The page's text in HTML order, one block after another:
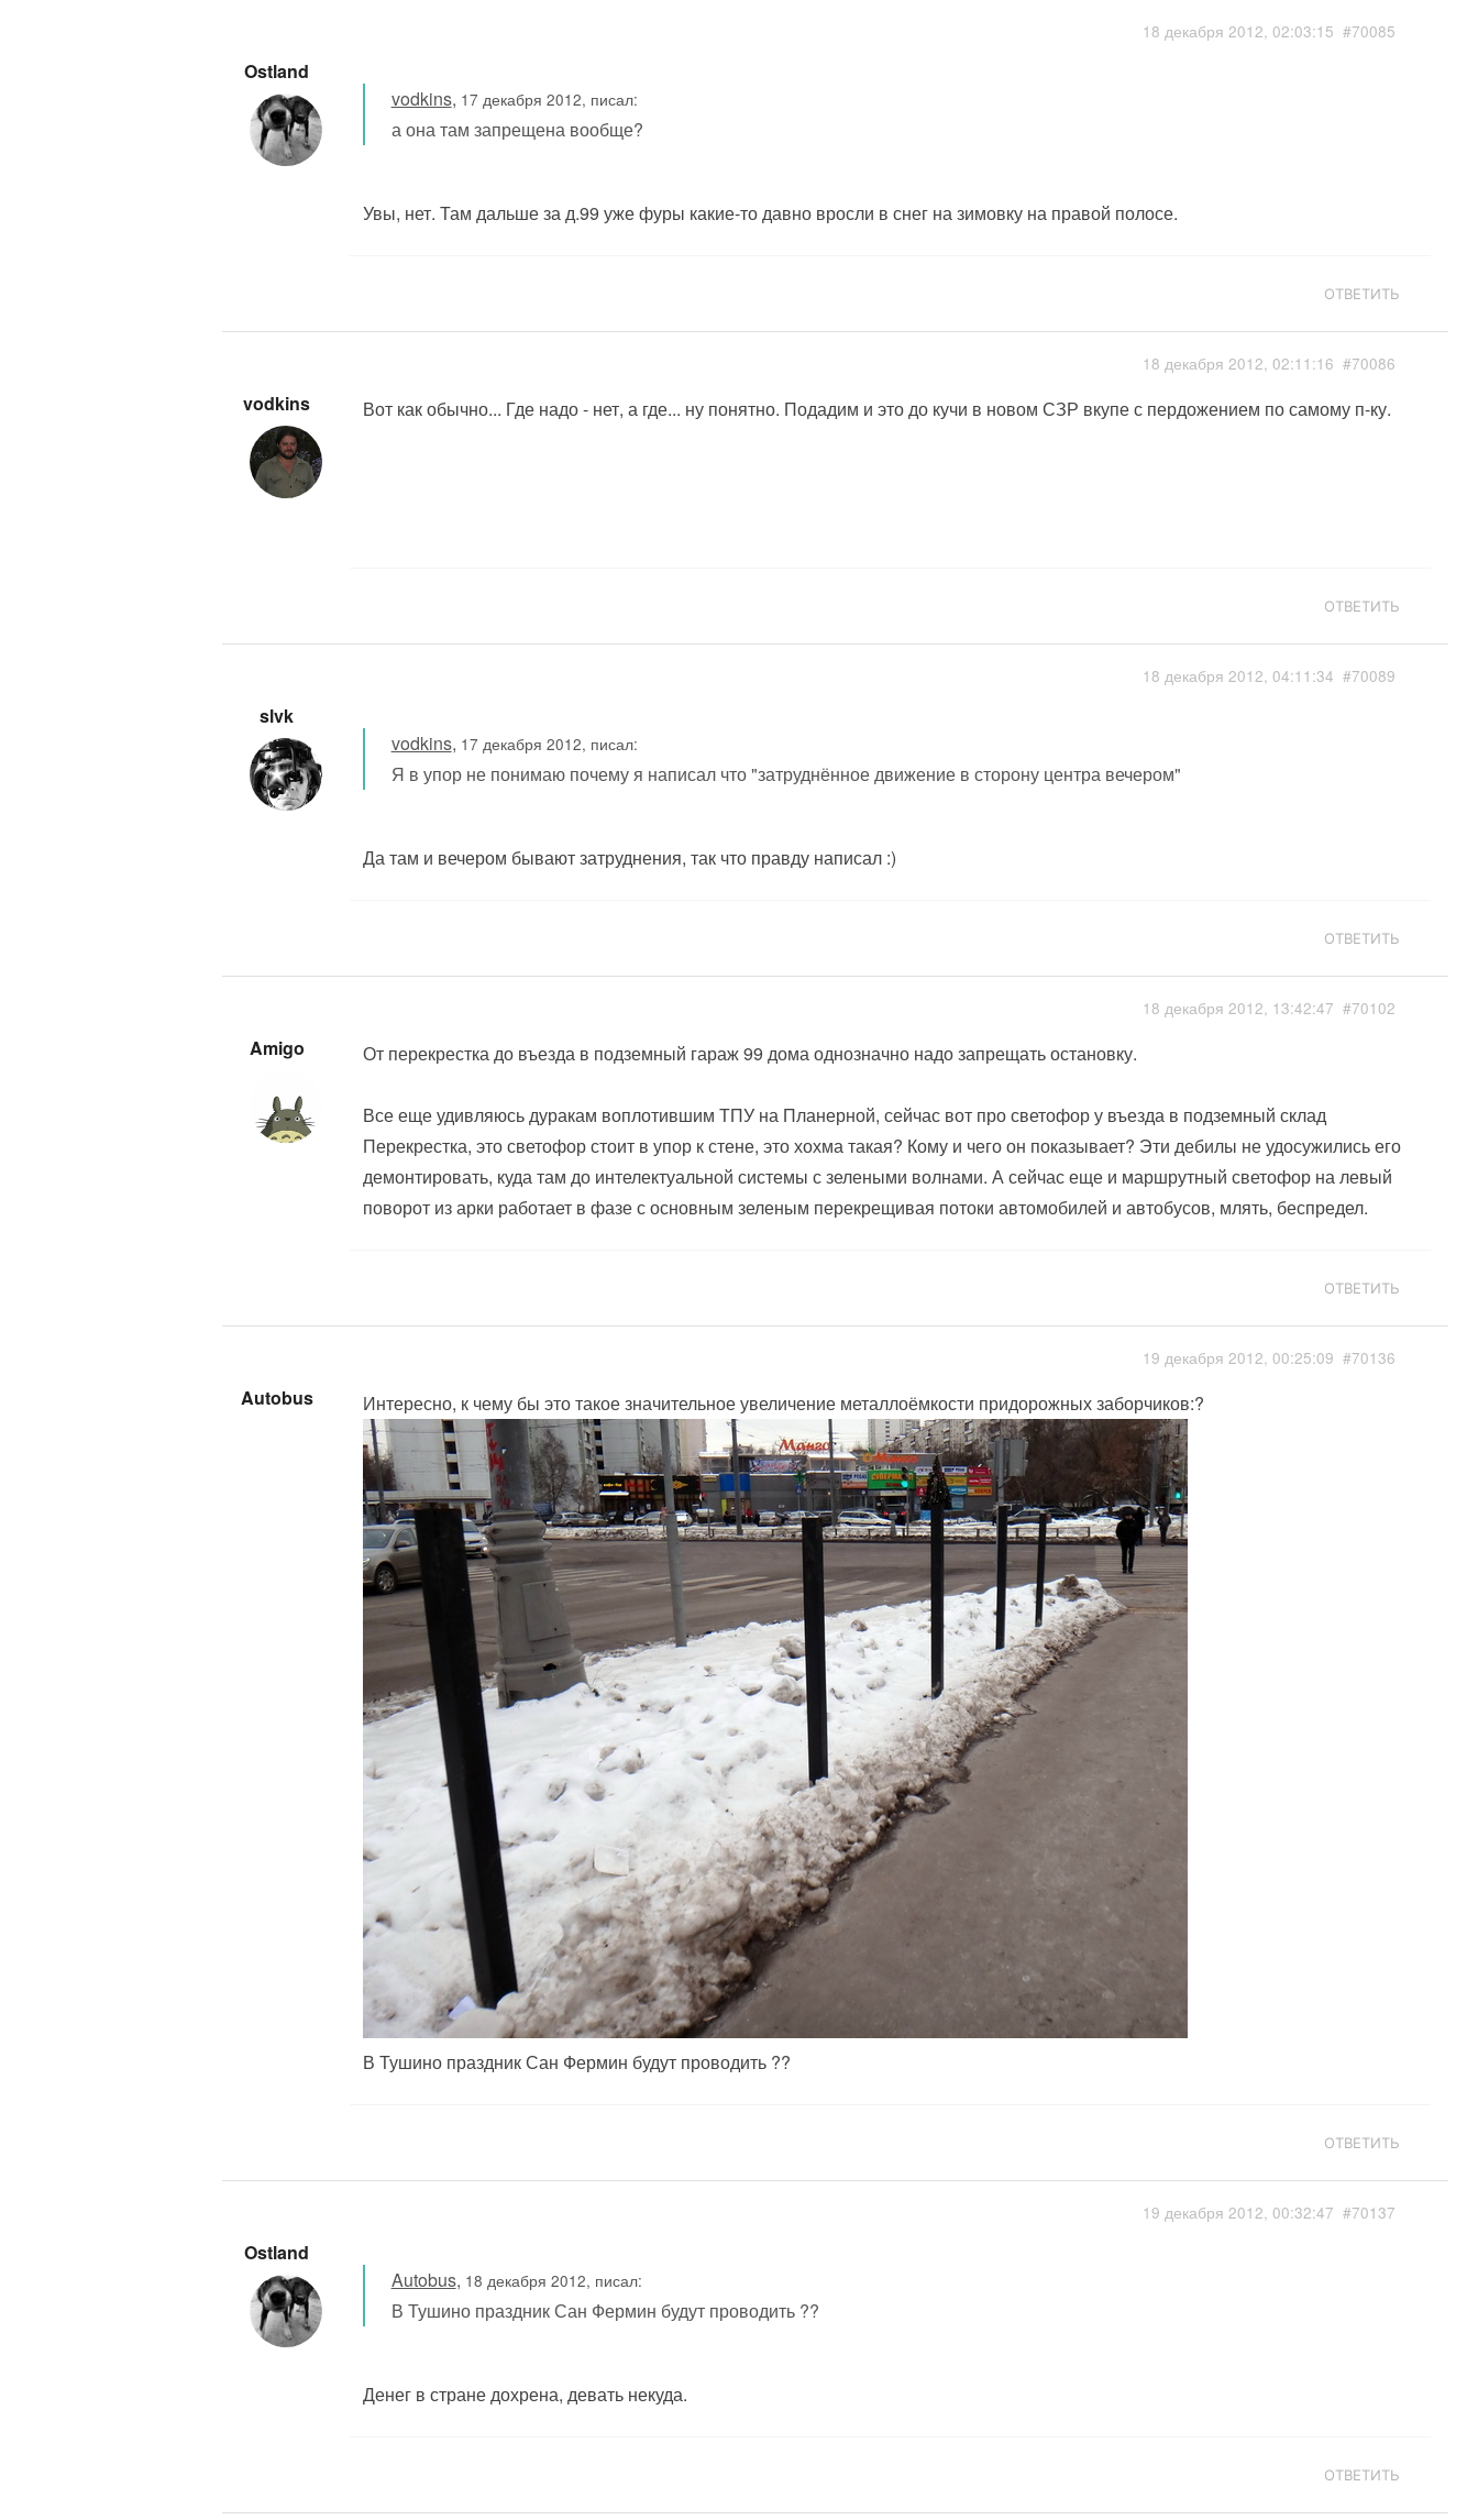
Ostland
18 декабря 2012, 02:03:15 #70085
vodkins, 17 декабря 2012, писал:
а она там запрещена вообще?
Увы, нет. Там дальше за д.99 уже фуры какие-то давно вросли в снег на зимовку на правой полосе.
ОТВЕТИТЬ
vodkins
18 декабря 2012, 02:11:16 #70086
Вот как обычно... Где надо - нет, а где... ну понятно. Подадим и это до кучи в новом СЗР вкупе с пердожением по самому п-ку.
ОТВЕТИТЬ
slvk
18 декабря 2012, 04:11:34 #70089
vodkins, 17 декабря 2012, писал:
Я в упор не понимаю почему я написал что "затруднённое движение в сторону центра вечером"
Да там и вечером бывают затруднения, так что правду написал :)
ОТВЕТИТЬ
Amigo
18 декабря 2012, 13:42:47 #70102
От перекрестка до въезда в подземный гараж 99 дома однозначно надо запрещать остановку.
Все еще удивляюсь дуракам воплотившим ТПУ на Планерной, сейчас вот про светофор у въезда в подземный склад
Перекрестка, это светофор стоит в упор к стене, это хохма такая? Кому и чего он показывает? Эти дебилы не удосужились его
демонтировать, куда там до интелектуальной системы с зелеными волнами. А сейчас еще и маршрутный светофор на левый
поворот из арки работает в фазе с основным зеленым перекрещивая потоки автомобилей и автобусов, млять, беспредел.
ОТВЕТИТЬ
Autobus
19 декабря 2012, 00:25:09 #70136
Интересно, к чему бы это такое значительное увеличение металлоёмкости придорожных заборчиков:?
В Тушино праздник Сан Фермин будут проводить ??
ОТВЕТИТЬ
Ostland
19 декабря 2012, 00:32:47 #70137
Autobus, 18 декабря 2012, писал:
В Тушино праздник Сан Фермин будут проводить ??
Денег в стране дохрена, девать некуда.
ОТВЕТИТЬ